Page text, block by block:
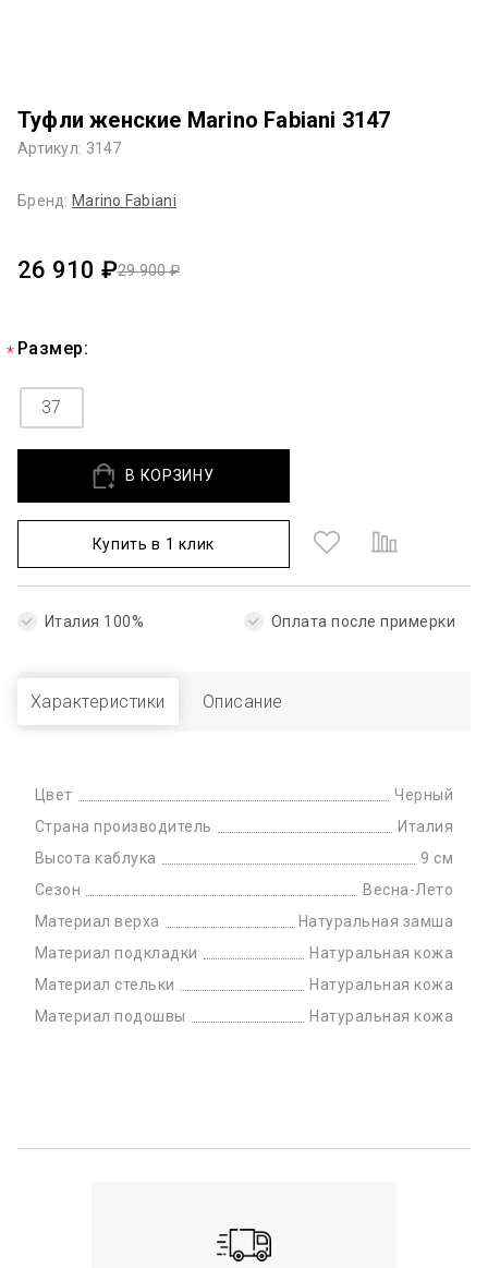
Туфли женские Marino Fabiani 3147
Артикул: 3147
Бренд: Marino Fabiani
29 900 ₽
26 910 ₽
Размер:
37
В КОРЗИНУ
Купить в 1 клик
Италия 100% Оплата после примерки
Характеристики Описание
Цвет
Черный
Страна производитель
Италия
Высота каблука
9 см
Сезон
Весна-Лето
Материал верха
Натуральная замша
Материал подкладки
Натуральная кожа
Материал стельки
Натуральная кожа
Материал подошвы
Натуральная кожа